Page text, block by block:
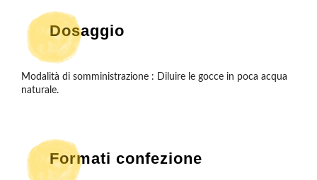
Dosaggio
Modalità di somministrazione : Diluire le gocce in poca acqua
naturale.
Formati confezione